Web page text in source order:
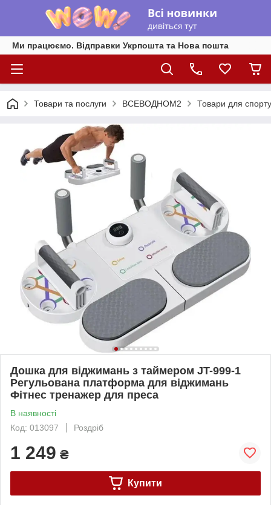
Ми працюємо. Відправки Укрпошта та Нова пошта
Товари та послуги ВСЕВОДНОМ2 Товари для
Дошка для віджимань з таймером JT-999-1
Регульована платформа для віджимань
Фітнес тренажер для преса
В наявності
Код: 013097
Роздріб
1 249 ₴
Купити